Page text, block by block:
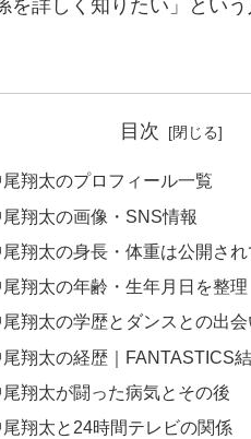
を詳しく知りたい」とい
目次
尾翔太のプロフィール一覧
尾翔太の画像・SNS情報
尾翔太の身長・体重は公開され
尾翔太の年齢・生年月日を整理
尾翔太の学歴とダンスとの出会
尾翔太の経歴｜FANTASTICS
尾翔太が闘った病気とその後
尾翔太と24時間テレビの関係